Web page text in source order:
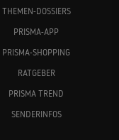
THEMEN-DOSSIERS
PRISMA-APP
PRISMA-SHOPPING
RATGEBER
PRISMA TREND
SENDERINFOS